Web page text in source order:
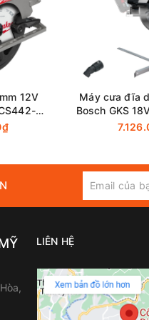
ngắt khi có tình huống
hiệu uy tín như Makita,
DHS660Z là một sự lựa
lượng và đáng tin cậy.
Cắt Tối Đa
12V
0
Máy cưa đĩa
Bosch GKS
Pin &
LIÊN HỆ